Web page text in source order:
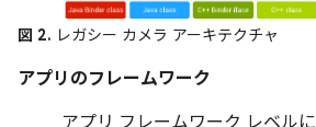
図 2. レガシー カメラ アーキテクチャ
アプリのフレームワーク
アプリ フレームワーク レベルに